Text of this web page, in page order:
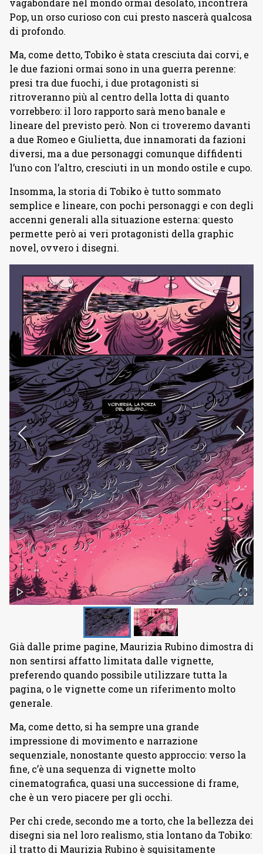
vagabondare nel mondo ormai desolato, incontrerà
Pop, un orso curioso con cui presto nascerà qualcosa
di profondo.
Ma, come detto, Tobiko è stata cresciuta dai corvi, e
le due fazioni ormai sono in una guerra perenne:
presi tra due fuochi, i due protagonisti si
ritroveranno più al centro della lotta di quanto
vorrebbero: il loro rapporto sarà meno banale e
lineare del previsto però. Non ci troveremo davanti
a due Romeo e Giulietta, due innamorati da fazioni
diversi, ma a due personaggi comunque diffidenti
l’uno con l’altro, cresciuti in un mondo ostile e cupo.
Insomma, la storia di Tobiko è tutto sommato
semplice e lineare, con pochi personaggi e con degli
accenni generali alla situazione esterna: questo
permette però ai veri protagonisti della graphic
novel, ovvero i disegni.
Già dalle prime pagine, Maurizia Rubino dimostra di
non sentirsi affatto limitata dalle vignette,
preferendo quando possibile utilizzare tutta la
pagina, o le vignette come un riferimento molto
generale.
Ma, come detto, si ha sempre una grande
impressione di movimento e narrazione
sequenziale, nonostante questo approccio: verso la
fine, c’è una sequenza di vignette molto
cinematografica, quasi una successione di frame,
che è un vero piacere per gli occhi.
Per chi crede, secondo me a torto, che la bellezza dei
disegni sia nel loro realismo, stia lontano da Tobiko:
il tratto di Maurizia Rubino è squisitamente